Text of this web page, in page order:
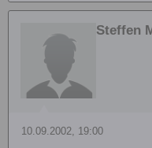
Steffen
10.09.2002, 19:00